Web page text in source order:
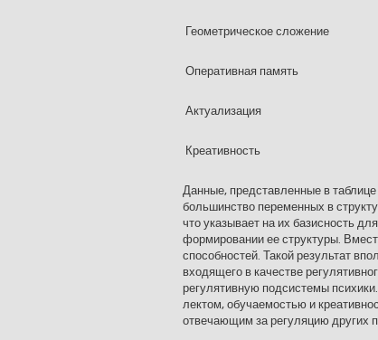
Геометрическое сложение
Оперативная память
Актуализация
Креативность
Данные, представленные в
большинство переменных в
что указывает на их базисность
формировании ее структуры.
способностей. Такой результат
входя­щего в качестве
регулятивную подсистемы
лектом, обучаемостью и
отвечающим за регуляцию других